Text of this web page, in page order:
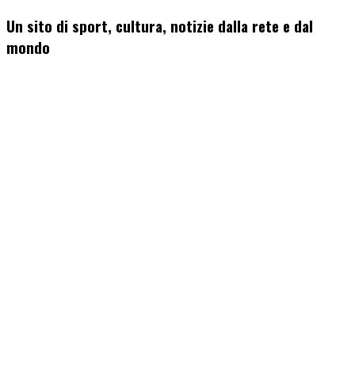
Un sito di sport, cultura, notizie dalla rete e dal
mondo